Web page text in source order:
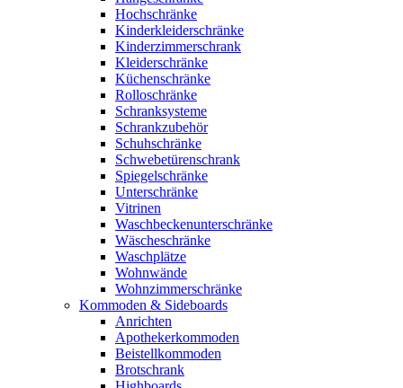
Hochschränke
Kinderkleiderschränke
Kinderzimmerschrank
Kleiderschränke
Küchenschränke
Rolloschränke
Schranksysteme
Schrankzubehör
Schuhschränke
Schwebetürenschrank
Spiegelschränke
Unterschränke
Vitrinen
Waschbeckenunterschränke
Wäscheschränke
Waschplätze
Wohnwände
Wohnzimmerschränke
Kommoden & Sideboards
Anrichten
Apothekerkommoden
Beistellkommoden
Brotschrank